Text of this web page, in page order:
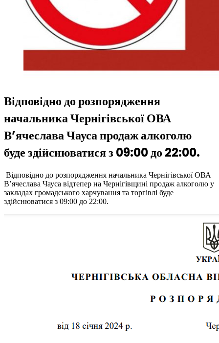
Відповідно до розпорядження
начальника Чернігівської ОВА
В’ячеслава Чауса продаж алкоголю
буде здійснюватися з 09:00 до 22:00.
Відповідно до розпорядження начальника Чернігівської ОВА
В’ячеслава Чауса відтепер на Чернігівщині продаж алкоголю у
закладах громадського харчування та торгівлі буде
здійснюватися з 09:00 до 22:00.